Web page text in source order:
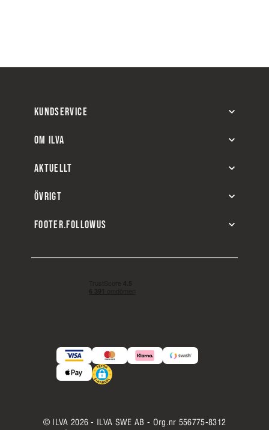
KUNDSERVICE
OM ILVA
AKTUELLT
ÖVRIGT
FOOTER.FOLLOWUS
© ILVA 2026 - ILVA SWE AB - Org.nr 556775-8312